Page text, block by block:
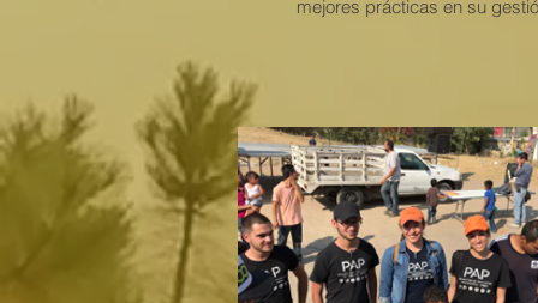
mejores prácticas en su